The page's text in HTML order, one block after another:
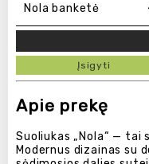
Nola banketė
Įsigyti
Apie prekę
Suoliukas „Nola“ —
Modernus dizainas su